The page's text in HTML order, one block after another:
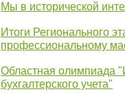
Мы в исторической
Итоги Регионального
профессиональному
Областная олимпиада
бухгалтерского учета"